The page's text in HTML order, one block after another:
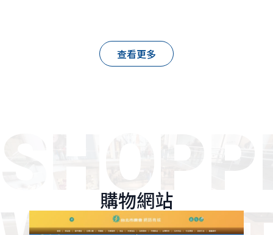
查看更多
購物網站